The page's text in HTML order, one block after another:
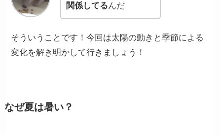
関係してるんだ
そういうことです！今回は太陽の動きと季節による
変化を解き明かして行きましょう！
なぜ夏は暑い？